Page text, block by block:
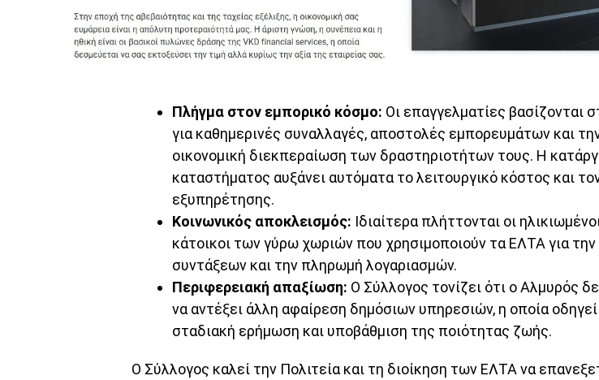
Πλήγμα στον εμπορικό κόσμο: Οι επαγγελματίες βασίζονται
για καθημερινές συναλλαγές, αποστολές εμπορευμάτων και
οικονομική διεκπεραίωση των δραστηριοτήτων τους. Η
καταστήματος αυξάνει αυτόματα το λειτουργικό κόστος και
εξυπηρέτησης.
Κοινωνικός αποκλεισμός: Ιδιαίτερα πλήττονται οι
κάτοικοι των γύρω χωριών που χρησιμοποιούν τα ΕΛΤΑ για την
συντάξεων και την πληρωμή λογαριασμών.
Περιφερειακή απαξίωση: Ο Σύλλογος τονίζει ότι ο Αλμυρός
να αντέξει άλλη αφαίρεση δημόσιων υπηρεσιών, η οποία
σταδιακή ερήμωση και υποβάθμιση της ποιότητας ζωής.
Ο Σύλλογος καλεί την Πολιτεία και τη διοίκηση των ΕΛΤΑ να